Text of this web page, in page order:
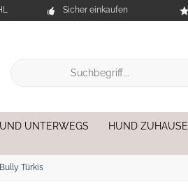
Sicher einkaufen
UNTERWEGS HUND ZUHAUSE
Türkis